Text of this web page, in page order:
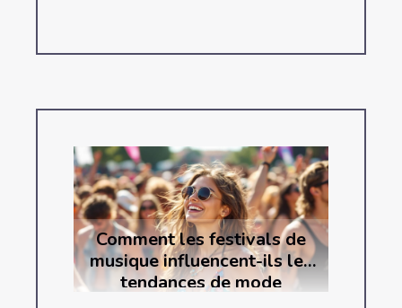
Comment les festivals de
musique influencent-ils les
tendances de mode